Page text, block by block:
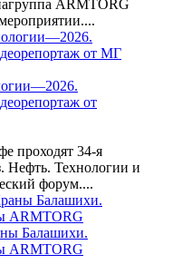
ARMTORG
от
проходят 34-я
Нефть. Технологии и
форум....
Балашихи.
ARMTORG